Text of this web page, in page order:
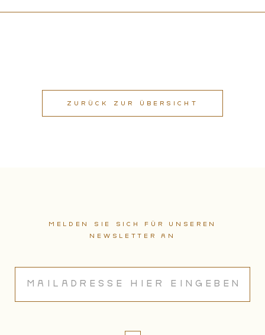
ZURÜCK ZUR ÜBERSICHT
Melden sie sich für unseren
Newsletter an